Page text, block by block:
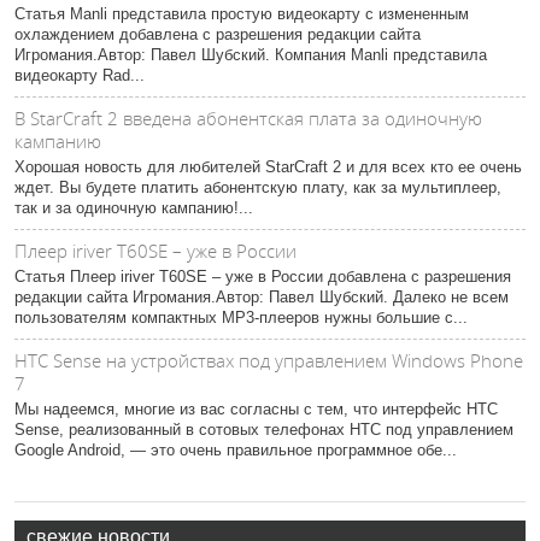
Статья Manli представила простую видеокарту с измененным
охлаждением добавлена с разрешения редакции сайта
Игромания.Автор: Павел Шубский. Компания Manli представила
видеокарту Rad...
В StarCraft 2 введена абонентская плата за одиночную
кампанию
Хорошая новость для любителей StarCraft 2 и для всех кто ее очень
ждет. Вы будете платить абонентскую плату, как за мультиплеер,
так и за одиночную кампанию!...
Плеер iriver T60SE – уже в России
Статья Плеер iriver T60SE – уже в России добавлена с разрешения
редакции сайта Игромания.Автор: Павел Шубский. Далеко не всем
пользователям компактных МР3-плееров нужны большие с...
HTC Sense на устройствах под управлением Windows Phone
7
Мы надеемся, многие из вас согласны с тем, что интерфейс HTC
Sense, реализованный в сотовых телефонах HTC под управлением
Google Android, ― это очень правильное программное обе...
свежие новости